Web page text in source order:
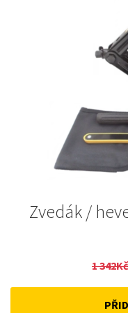
Zvedák /
1 342Kč